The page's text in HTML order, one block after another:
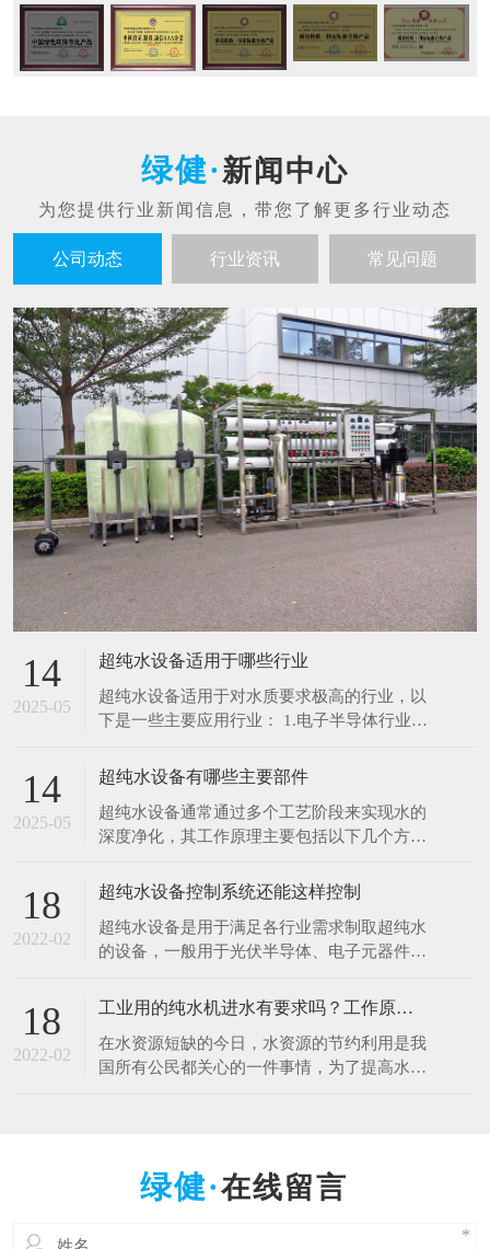
新闻中心
公司动态 行业资讯 常见问题
14
2025-05
超纯水设备适用于哪些行业
超纯水设备适用于对水质要求极高的行业，以
下是一些主要应用行业： 1.电子半导体行业：
于清洗硅片、光刻、蚀刻等工艺。例如，芯片
制造中，需要使用超纯水将硅片表面的杂质清
洗干净，以确保芯片的性能和良品率。哪怕是
极其微量的杂质，都可能导致芯片电路短路或
14
2025-05
超纯水设备有哪些主要部件
超纯水设备通常通过多个工艺阶段来实现水的
深度净化，其工作原理主要包括以下几个方
等设备，通过不同粒径的石英砂、无烟煤等介
质、悬浮物等，降低水的浊度，保护后续设备
免受颗粒物质的磨损和堵塞。 2.活性炭吸附：
18
2022-02
超纯水设备控制系统还能这样控制
超纯水设备是用于满足各行业需求制取超纯水
的设备，一般用于光伏半导体、电子元器件、
制系统是十分的重要，控制着整一套超纯水设
纯水设备控制系统采用全自动PLC人机界面控
制对水处理系统进行自动监测控制，可进行自
18
2022-02
工业用的纯水机进水有要求吗？工作原理什么？
在水资源短缺的今日，水资源的节约利用是我
国所有公民都关心的一件事情，为了提高水资
备根据进水的原水质以及出水的水质要求不一
在线留言